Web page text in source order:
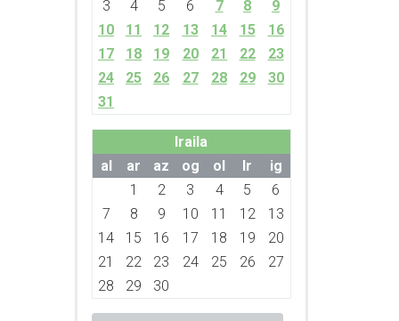
3
4 5 6 7 8
9
10
11 12 13 14 15
16
17
18 19 20 21 22
23
24
25 26 27 28 29
30
31
Iraila
al
ar az og ol lr
ig
1
2 3 4 5
6
7
8 9 10 11 12
13
14
15 16 17 18 19
20
21
22 23 24 25 26
27
28
29 30